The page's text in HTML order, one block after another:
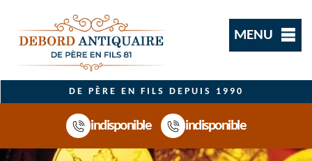
MENU
DE PÈRE EN FILS DEPUIS 1990
indisponible indisponible